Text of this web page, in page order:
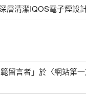
層清潔IQOS電子煙設
留言者」於〈網站第